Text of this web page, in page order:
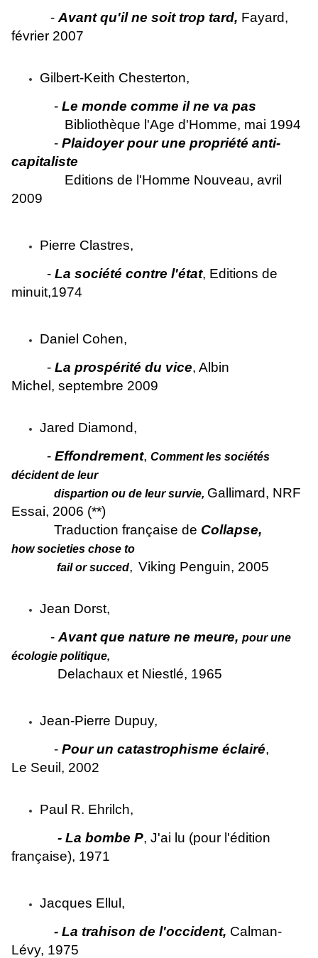
- Avant qu'il ne soit trop tard, Fayard,
février 2007
Gilbert-Keith Chesterton,
- Le monde comme il ne va pas
Bibliothèque l'Age d'Homme, mai 1994
- Plaidoyer pour une propriété anti-
capitaliste
Editions de l'Homme Nouveau, avril
2009
Pierre Clastres,
- La société contre l'état, Editions de
minuit,1974
Daniel Cohen,
- La prospérité du vice, Albin
Michel, septembre 2009
Jared Diamond,
- Effondrement, Comment les sociétés
décident de leur
dispartion ou de leur survie, Gallimard, NRF
Essai, 2006 (**)
Traduction française de Collapse,
how societies chose to
fail or succed, Viking Penguin, 2005
Jean Dorst,
- Avant que nature ne meure, pour une
écologie politique,
Delachaux et Niestlé, 1965
Jean-Pierre Dupuy,
- Pour un catastrophisme éclairé,
Le Seuil, 2002
Paul R. Ehrilch,
- La bombe P, J'ai lu (pour l'édition
française), 1971
Jacques Ellul,
- La trahison de l'occident, Calman-
Lévy, 1975